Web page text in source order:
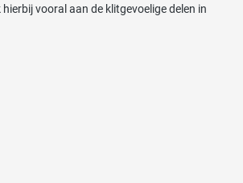
vooral aan de klitgevoelige delen in